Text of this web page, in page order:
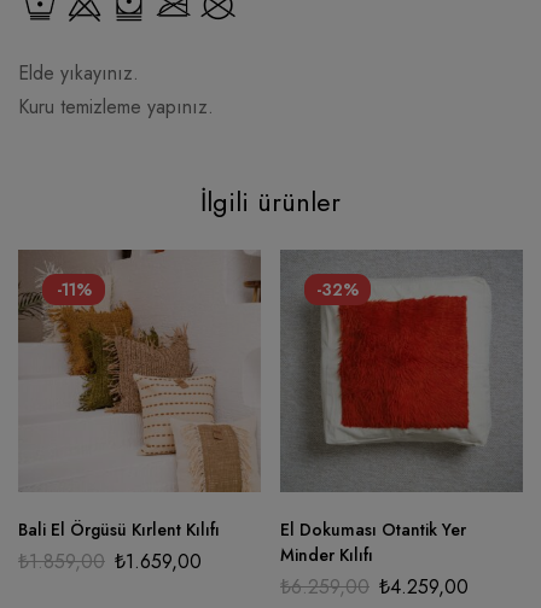
Elde yıkayınız.
Kuru temizleme yapınız.
İlgili ürünler
-11%
Bali El Örgüsü Kırlent Kılıfı
₺1.859,00 ₺1.659,00
-32%
El Dokuması Otantik Yer
Minder Kılıfı
₺6.259,00 ₺4.259,00